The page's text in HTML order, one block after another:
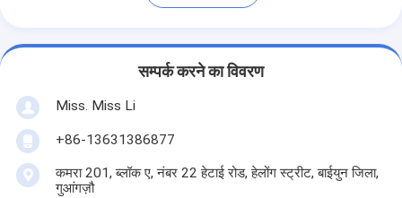
सम्पर्क करने का विवरण
Miss. Miss Li
+86-13631386877
कमरा 201, ब्लॉक ए, नंबर 22 हेटाई रोड, हेलोंग स्ट्रीट, बाईयुन जिला,
गुआंगज़ौ